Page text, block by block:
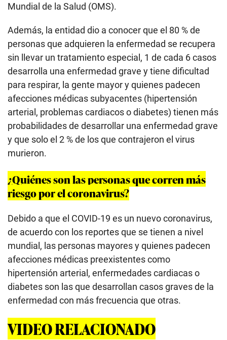
Mundial de la Salud (OMS).
Además, la entidad dio a conocer que el 80 % de
personas que adquieren la enfermedad se recupera
sin llevar un tratamiento especial, 1 de cada 6 casos
desarrolla una enfermedad grave y tiene dificultad
para respirar, la gente mayor y quienes padecen
afecciones médicas subyacentes (hipertensión
arterial, problemas cardiacos o diabetes) tienen más
probabilidades de desarrollar una enfermedad grave
y que solo el 2 % de los que contrajeron el virus
murieron.
¿Quiénes son las personas que corren más
riesgo por el coronavirus?
Debido a que el COVID-19 es un nuevo coronavirus,
de acuerdo con los reportes que se tienen a nivel
mundial, las personas mayores y quienes padecen
afecciones médicas preexistentes como
hipertensión arterial, enfermedades cardiacas o
diabetes son las que desarrollan casos graves de la
enfermedad con más frecuencia que otras.
VIDEO RELACIONADO